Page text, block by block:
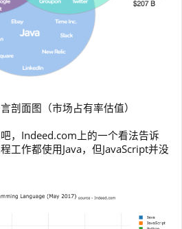
剖面图（市场占有率估值）
，Indeed.com上的一个看法告诉
工作都使用Java，但JavaScript并没